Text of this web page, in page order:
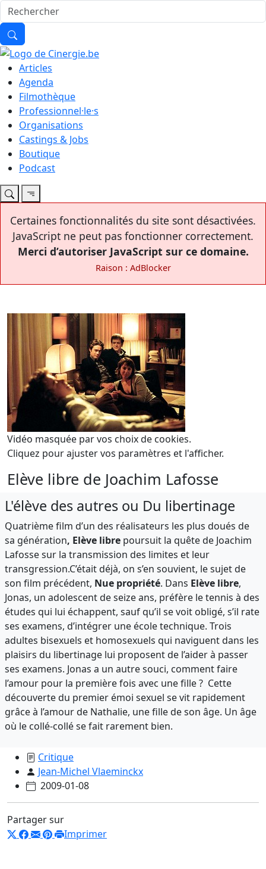
Articles
Agenda
Filmothèque
Professionnel·le·s
Organisations
Castings & Jobs
Boutique
Podcast
Certaines fonctionnalités du site sont désactivées.
JavaScript ne peut pas fonctionner correctement.
Merci d’autoriser JavaScript sur ce domaine.
Raison : AdBlocker
Vidéo masquée par vos choix de cookies.
Cliquez pour ajuster vos paramètres et l'afficher.
Elève libre de Joachim Lafosse
L'élève des autres ou Du libertinage
Quatrième film d’un des réalisateurs les plus doués de
sa génération, Elève libre poursuit la quête de Joachim
Lafosse sur la transmission des limites et leur
transgression.C’était déjà, on s’en souvient, le sujet de
son film précédent, Nue propriété. Dans Elève libre,
Jonas, un adolescent de seize ans, préfère le tennis à des
études qui lui échappent, sauf qu’il se voit obligé, s’il rate
ses examens, d’intégrer une école technique. Trois
adultes bisexuels et homosexuels qui naviguent dans les
plaisirs du libertinage lui proposent de l’aider à passer
ses examens. Jonas a un autre souci, comment faire
l’amour pour la première fois avec une fille ? Cette
découverte du premier émoi sexuel se vit rapidement
grâce à l’amour de Nathalie, une fille de son âge. Un âge
où le collé-collé se fait rarement bien.
Critique
Jean-Michel Vlaeminckx
2009-01-08
Partager sur
Imprimer